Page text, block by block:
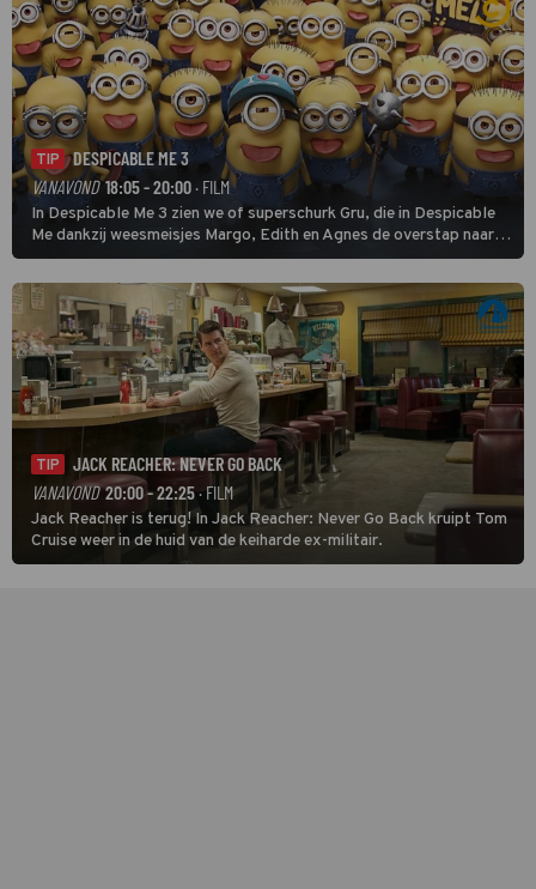
TIP
DESPICABLE ME 3
VANAVOND 18:05 - 20:00· FILM
In Despicable Me 3 zien we of superschurk Gru, die in Despicable
Me dankzij weesmeisjes Margo, Edith en Agnes de overstap naar
het rechte pad maakte, ook op dat pad weet te blijven.
TIP
JACK REACHER: NEVER GO BACK
VANAVOND 20:00 - 22:25 · FILM
Jack Reacher is terug! In Jack Reacher: Never Go Back kruipt Tom
Cruise weer in de huid van de keiharde ex-militair.